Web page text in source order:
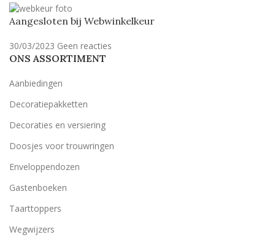
Aangesloten bij Webwinkelkeur
30/03/2023 Geen reacties
ONS ASSORTIMENT
Aanbiedingen
Decoratiepakketten
Decoraties en versiering
Doosjes voor trouwringen
Enveloppendozen
Gastenboeken
Taarttoppers
Wegwijzers